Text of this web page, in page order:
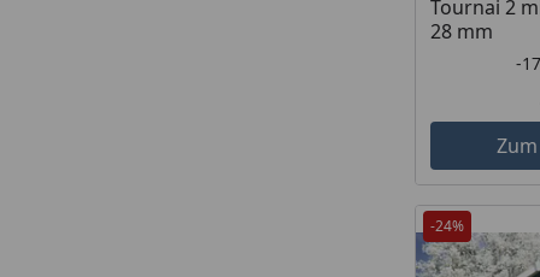
Tournai 2
28 mm
-
-24%